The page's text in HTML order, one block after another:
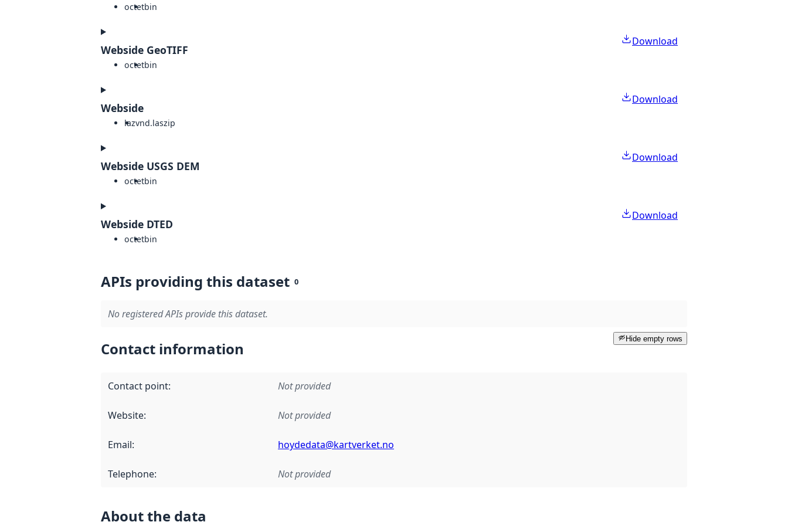
octetbin
Webside GeoTIFF
octetbin
Download
Webside
lazvnd.laszip
Download
Webside USGS DEM
octetbin
Download
Webside DTED
octetbin
Download
APIs providing this dataset 0
No registered APIs provide this dataset.
Hide empty rows
Contact information
Contact point: Not provided
Website: Not provided
Email: hoydedata@kartverket.no
Telephone: Not provided
About the data